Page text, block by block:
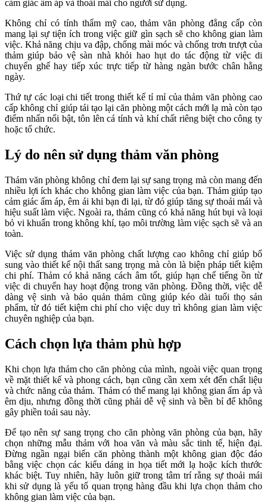
cảm giác ấm áp và thoải mái cho người sử dụng.
Không chỉ có tính thẩm mỹ cao, thảm văn phòng đẳng cấp còn
mang lại sự tiện ích trong việc giữ gìn sạch sẽ cho không gian làm
việc. Khả năng chịu va đập, chống mài móc và chống trơn trượt của
thảm giúp bảo vệ sàn nhà khỏi hao hụt do tác động từ việc di
chuyển ghế hay tiếp xúc trực tiếp từ hàng ngàn bước chân hằng
ngày.
Thứ tự các loại chi tiết trong thiết kế tỉ mỉ của thảm văn phòng cao
cấp không chỉ giúp tái tạo lại căn phòng một cách mới lạ mà còn tạo
điểm nhấn nổi bật, tôn lên cá tính và khí chất riêng biệt cho công ty
hoặc tổ chức.
Lý do nên sử dụng thảm văn phòng
Thảm văn phòng không chỉ đem lại sự sang trọng mà còn mang đến
nhiều lợi ích khác cho không gian làm việc của bạn. Thảm giúp tạo
cảm giác ấm áp, êm ái khi bạn đi lại, từ đó giúp tăng sự thoải mái và
hiệu suất làm việc. Ngoài ra, thảm cũng có khả năng hút bụi và loại
bỏ vi khuẩn trong không khí, tạo môi trường làm việc sạch sẽ và an
toàn.
Việc sử dụng thảm văn phòng chất lượng cao không chỉ giúp bổ
sung vào thiết kế nội thất sang trọng mà còn là biện pháp tiết kiệm
chi phí. Thảm có khả năng cách âm tốt, giúp hạn chế tiếng ồn từ
việc di chuyển hay hoạt động trong văn phòng. Đồng thời, việc dễ
dàng vệ sinh và bảo quản thảm cũng giúp kéo dài tuổi thọ sản
phẩm, từ đó tiết kiệm chi phí cho việc duy trì không gian làm việc
chuyên nghiệp của bạn.
Cách chọn lựa thảm phù hợp
Khi chọn lựa thảm cho căn phòng của mình, ngoài việc quan trọng
về mặt thiết kế và phong cách, bạn cũng cần xem xét đến chất liệu
và chức năng của thảm. Thảm có thể mang lại không gian ấm áp và
êm dịu, nhưng đồng thời cũng phải dễ vệ sinh và bền bỉ để không
gây phiền toái sau này.
Để tạo nên sự sang trọng cho căn phòng văn phòng của bạn, hãy
chọn những mẫu thảm với hoa văn và màu sắc tinh tế, hiện đại.
Đừng ngần ngại biến căn phòng thành một không gian độc đáo
bằng việc chọn các kiểu dáng in họa tiết mới lạ hoặc kích thước
khác biệt. Tuy nhiên, hãy luôn giữ trong tâm trí rằng sự thoải mái
khi sử dụng là yếu tố quan trọng hàng đầu khi lựa chọn thảm cho
không gian làm việc của bạn.